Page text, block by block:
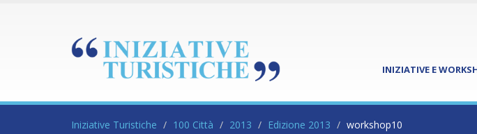
INIZIATIVE E
Iniziative Turistiche 100 Città 2013 Edizione 2013 workshop10